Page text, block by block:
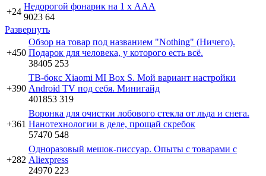
+24
Недорогой фонарик на 1 х ААА
9023 64
Развернуть
+450
Обзор на товар под названием "Nothing" (Ничего).
Подарок для человека, у которого есть всё.
38405 253
+390
ТВ-бокс Xiaomi MI Box S. Мой вариант настройки
Android TV под себя. Минигайд
401853 319
+361
Воронка для очистки лобового стекла от льда и снега.
Нанотехнологии в деле, прощай скребок
57470 548
+282
Одноразовый мешок-писсуар. Опыты с товарами с
Aliexpress
24970 223